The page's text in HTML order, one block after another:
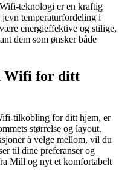
teknologi er en kraftig
temperaturfordeling i
energieffektive og stilige,
dem som ønsker både
Wifi for ditt
tilkobling for ditt hjem, er
størrelse og layout.
å velge mellom, vil du
til dine preferanser og
Mill og nyt et komfortabelt